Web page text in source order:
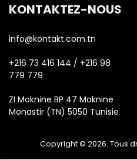
KONTAKTEZ-NOUS
info@kontakt.com.tn
+216 73 416 144 / +216 98
779 779
ZI Moknine BP 47 Moknine
Monastir (TN) 5050 Tunisie
Copyright © 2026. Tous